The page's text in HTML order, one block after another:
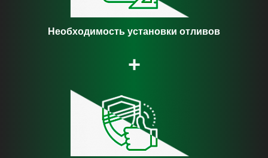
Необходимость установки отливов
+